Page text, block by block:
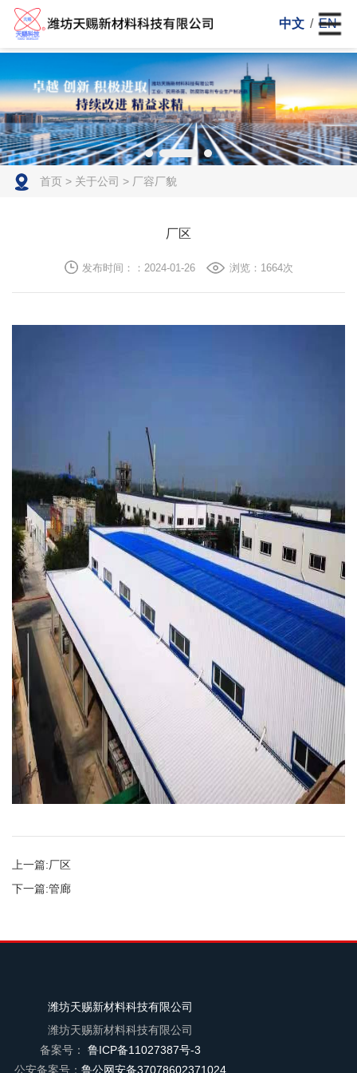
中文 / EN
首页 > 关于公司 > 厂容厂貌
厂区
发布时间：：2024-01-26 浏览：1664次
上一篇:厂区
下一篇:管廊
潍坊天赐新材料科技有限公司
潍坊天赐新材料科技有限公司
备案号：
鲁ICP备11027387号-3
公安备案号： 鲁公网安备37078602371024